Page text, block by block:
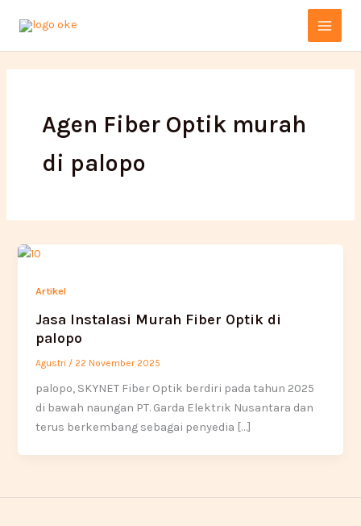
Main
Menu
Agen Fiber Optik murah
di palopo
Artikel
Jasa Instalasi Murah Fiber Optik di
palopo
Agustri / 22 November 2025
palopo, SKYNET Fiber Optik berdiri pada tahun 2025
di bawah naungan PT. Garda Elektrik Nusantara dan
terus berkembang sebagai penyedia […]